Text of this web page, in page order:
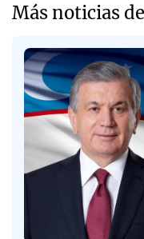
Más noticias